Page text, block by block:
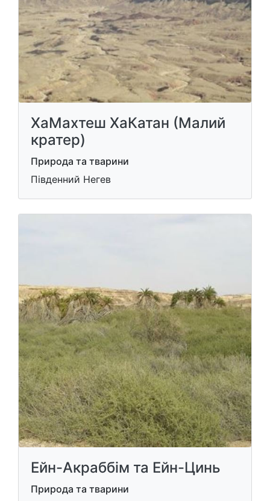
ХаМахтеш ХаКатан (Малий
кратер)
Природа та тварини
Південний Негев
Ейн-Акраббім та Ейн-Цинь
Природа та тварини